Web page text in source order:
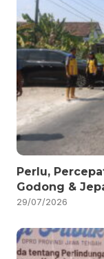
Perlu,
Godong &
29/07/2026